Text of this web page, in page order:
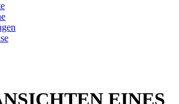
EINES